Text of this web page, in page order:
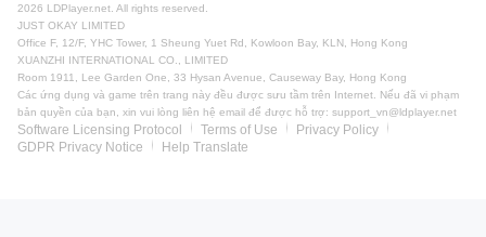
2026 LDPlayer.net. All rights reserved.
JUST OKAY LIMITED
Office F, 12/F, YHC Tower, 1 Sheung Yuet Rd, Kowloon Bay, KLN, Hong Kong
XUANZHI INTERNATIONAL CO., LIMITED
Room 1911, Lee Garden One, 33 Hysan Avenue, Causeway Bay, Hong Kong
Các ứng dụng và game trên trang này đều được sưu tầm trên Internet. Nếu đã vi phạm
bản quyền của bạn, xin vui lòng liên hệ email để được hỗ trợ: support_vn@ldplayer.net
Software Licensing Protocol Terms of Use
Privacy Policy
GDPR Privacy Notice
Help Translate